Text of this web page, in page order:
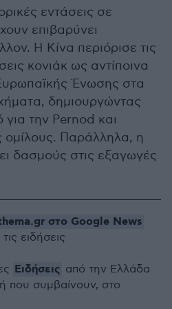
εντάσεις σε
επιβαρύνει
Η Κίνα περιόρισε τις
κονιάκ ως αντίποινα
Ένωσης στα
δημιουργώντας
την Pernod και
Παράλληλα, η
δασμούς στις εξαγωγές
στο Google News
ειδήσεις
Ειδήσεις από την Ελλάδα
που συμβαίνουν, στο